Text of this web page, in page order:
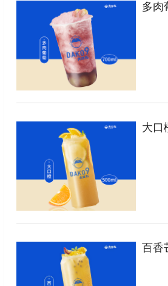
多肉
大口
百香